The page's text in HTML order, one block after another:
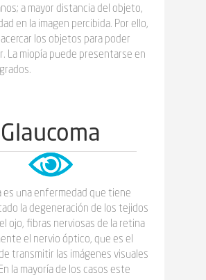
a mayor distancia del objeto,
en la imagen percibida. Por ello,
los objetos para poder
La miopía puede presentarse en
Glaucoma
es una enfermedad que tiene
la degeneración de los tejidos
ojo, fibras nerviosas de la retina
el nervio óptico, que es el
transmitir las imágenes visuales
la mayoría de los casos este